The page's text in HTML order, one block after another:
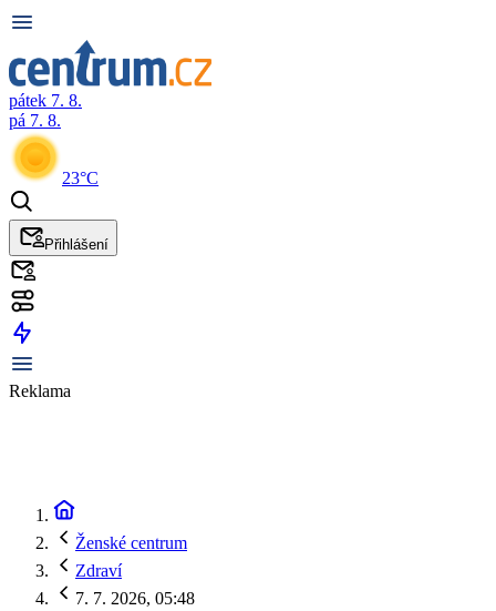
pátek 7. 8.
pá 7. 8.
23°C
Přihlášení
Reklama
Ženské centrum
Zdraví
7. 7. 2026, 05:48